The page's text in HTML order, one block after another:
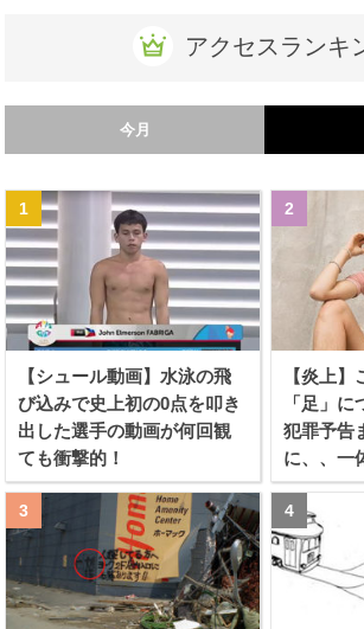
アクセスランキ
今月
【シュール動画】水泳の飛
び込みで史上初の0点を叩き
出した選手の動画が何回観
ても衝撃的！
【炎上
「足」に
犯罪予告
に、、一